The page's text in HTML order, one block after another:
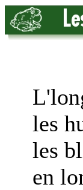
les
les
en